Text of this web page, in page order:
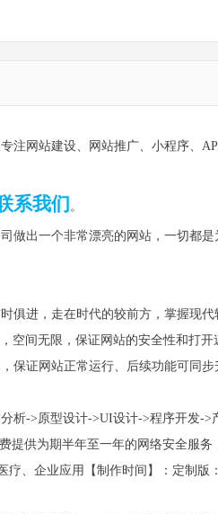
注网站建设、网站推广、小程序、
系我们。
做出一个非常漂亮的网站，一切都是
俱进，走在时代的较前方，掌握现代
空间无限，保证网站的安全性和打开
保证网站正常运行、 后续功能可同步
析->原型设计->UI设计->程序开发->
提供为期半年至一年的网络安全服务
疗、企业应用 【制作时间】：定制版：